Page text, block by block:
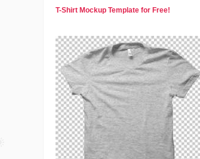
T-Shirt Mockup Template for Free!